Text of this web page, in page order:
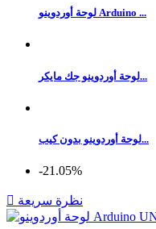
لوحة أوردوينو Arduino ...
لوحة أوردوينو جك مايكر...
لوحة أوردوينو بدون كيب...
‎-21.05%
 نظرة سريعة